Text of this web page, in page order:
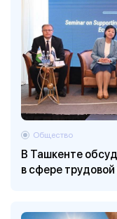
В Ташкенте
в сфере
Общество